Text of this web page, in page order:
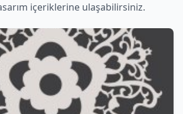
içeriklerine ulaşabilirsiniz.